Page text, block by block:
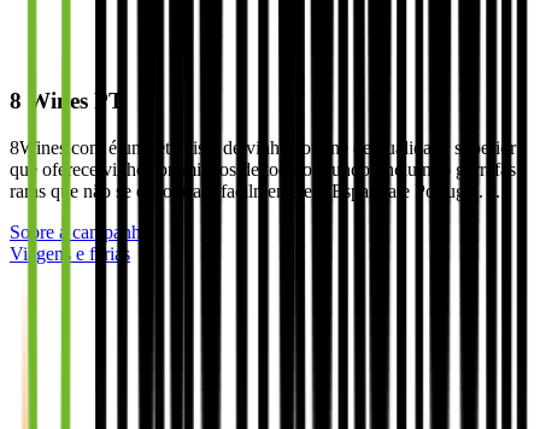
8 Wines PT
8Wines.com é um retalhista de vinhos online de qualidade superior
que oferece vinhos premiados de todo o mundo, incluindo garrafas
raras que não se encontram facilmente em Espanha e Portugal. …
Sobre a campanha
Viagens e férias